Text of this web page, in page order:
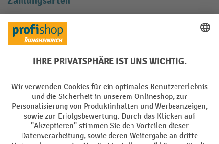
Creditcard (Master)
Facebook
YouTube
LinkedIn
Instagram